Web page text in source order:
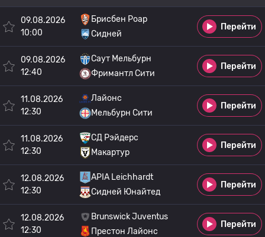
09.08.2026
10:00
Брисбен Роар
Сидней
Перейти
09.08.2026
12:40
Саут Мельбурн
Фримантл Сити
Перейти
11.08.2026
12:30
Лайонс
Мельбурн Сити
Перейти
11.08.2026
12:30
СД Рэйдерс
Макартур
Перейти
12.08.2026
12:30
APIA Leichhardt
Сидней Юнайтед
Перейти
12.08.2026
12:30
Brunswick Juventus
Престон Лайонс
Перейти